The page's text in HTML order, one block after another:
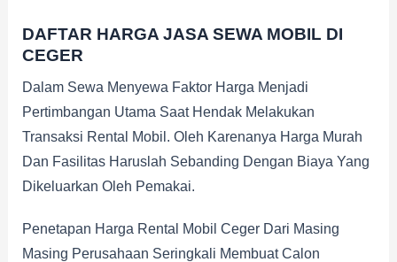
DAFTAR HARGA JASA SEWA MOBIL DI
CEGER
Dalam Sewa Menyewa Faktor Harga Menjadi
Pertimbangan Utama Saat Hendak Melakukan
Transaksi Rental Mobil. Oleh Karenanya Harga Murah
Dan Fasilitas Haruslah Sebanding Dengan Biaya Yang
Dikeluarkan Oleh Pemakai.
Penetapan Harga Rental Mobil Ceger Dari Masing
Masing Perusahaan Seringkali Membuat Calon